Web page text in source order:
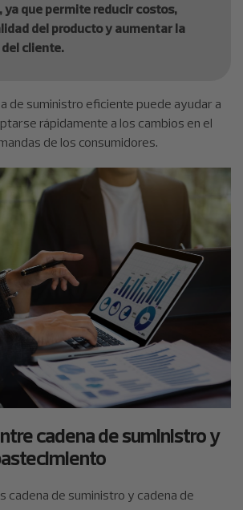
que permite reducir costos,
del producto y aumentar la
cliente.
de suministro eficiente puede ayudar a
rápidamente a los cambios en el
de los consumidores.
cadena de suministro y
cadena de suministro y cadena de